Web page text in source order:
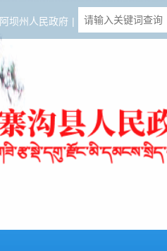
阿坝州人民政府 |